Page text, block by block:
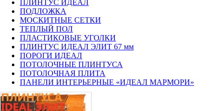
ПЛИНТУС ИДЕАЛ
ПОДЛОЖКА
МОСКИТНЫЕ СЕТКИ
ТЕПЛЫЙ ПОЛ
ПЛАСТИКОВЫЕ УГОЛКИ
ПЛИНТУС ИДЕАЛ ЭЛИТ 67 мм
ПОРОГИ ИДЕАЛ
ПОТОЛОЧНЫЕ ПЛИНТУСА
ПОТОЛОЧНАЯ ПЛИТА
ПАНЕЛИ ИНТЕРЬЕРНЫЕ «ИДЕАЛ МАРМОРИ»